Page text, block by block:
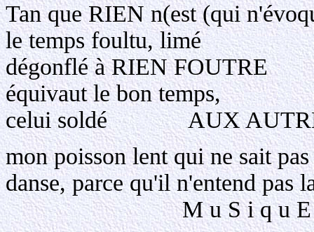
Tan que RIEN n(est (qui
le temps foultu, limé
dégonflé à RIEN FOUTRE
équivaut le bon temps,
celui soldé AUX
mon poisson lent qui ne sait
danse, parce qu'il n'entend pas
M u S i q u E !